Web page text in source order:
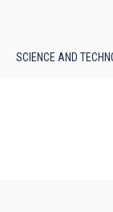
SCIENCE AND